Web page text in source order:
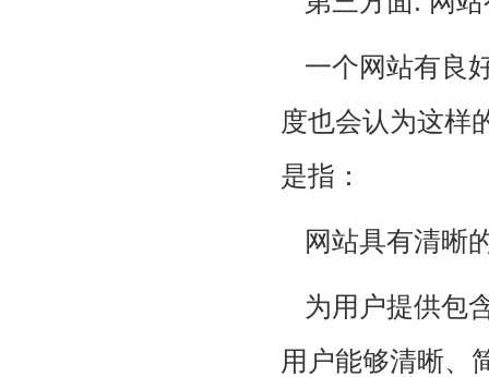
一个网站有良
度也会认为这样
是指：
网站具有清晰
为用户提供包
用户能够清晰、